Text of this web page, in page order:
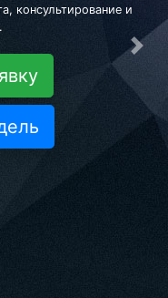
консультирование и